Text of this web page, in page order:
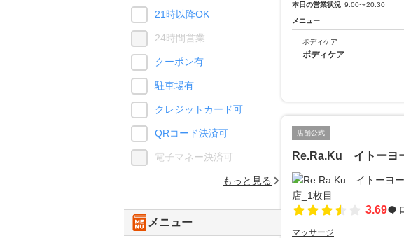
本日の営業状況 9:00〜20:30
メニュー
ボディケア
ボディケア
店舗公式
Re.Ra.Ku イトーヨ
3.69
マッサージ
21時以降OK
24時間営業
クーポン有
駐車場有
クレジットカード可
QRコード決済可
電子マネー決済可
もっと見る
メニュー